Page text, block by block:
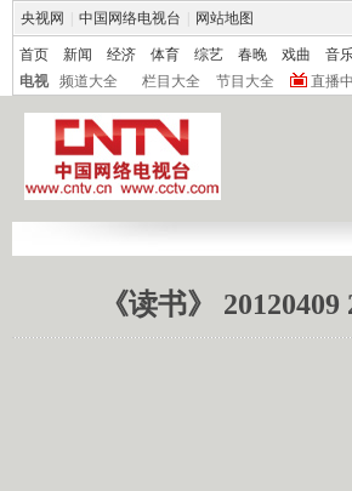
央视网 中国网络电视台 网站地图
首页 新闻 经济 体育 综艺 春晚 戏曲 音
电视
频道大全 栏目大全 节目大全 直播
《读书》